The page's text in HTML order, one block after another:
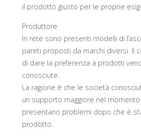
il prodotto giusto per le proprie
Produttore
In rete sono presenti modelli di
pareti proposti da marchi diversi. Il
di dare la preferenza a prodotti
conosciute.
La ragione è che le società
un supporto maggiore nel momento
presentano problemi dopo che è
prodotto.